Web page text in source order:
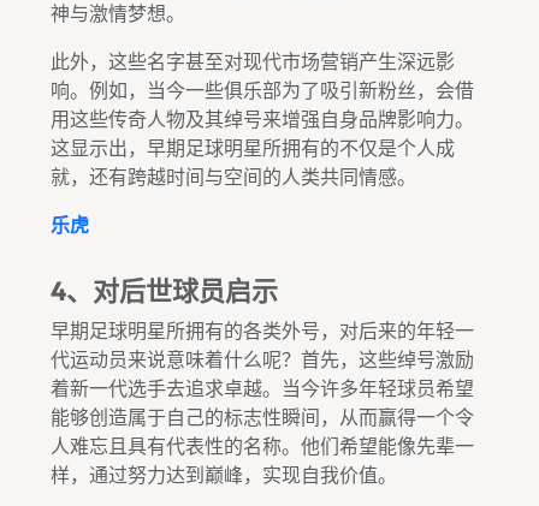
神与激情梦想。
此外，这些名字甚至对现代市场营销产生深远影
响。例如，当今一些俱乐部为了吸引新粉丝，会借
用这些传奇人物及其绰号来增强自身品牌影响力。
这显示出，早期足球明星所拥有的不仅是个人成
就，还有跨越时间与空间的人类共同情感。
乐虎
4、对后世球员启示
早期足球明星所拥有的各类外号，对后来的年轻一
代运动员来说意味着什么呢？首先，这些绰号激励
着新一代选手去追求卓越。当今许多年轻球员希望
能够创造属于自己的标志性瞬间，从而赢得一个令
人难忘且具有代表性的名称。他们希望能像先辈一
样，通过努力达到巅峰，实现自我价值。